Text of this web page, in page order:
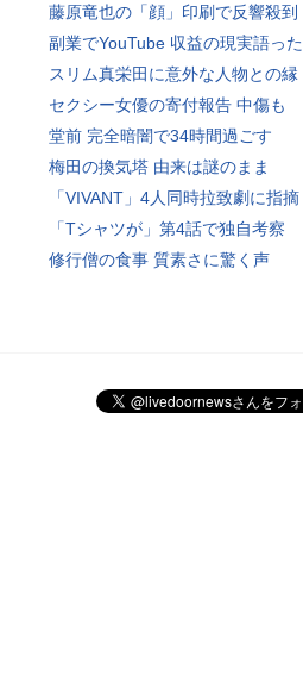
藤原竜也の「顔」印刷で反響殺到
副業でYouTube 収益の現実語った
スリム真栄田に意外な人物との縁
セクシー女優の寄付報告 中傷も
堂前 完全暗闇で34時間過ごす
梅田の換気塔 由来は謎のまま
「VIVANT」4人同時拉致劇に指摘
「Tシャツが」第4話で独自考察
修行僧の食事 質素さに驚く声